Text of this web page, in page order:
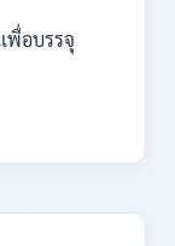
พื่อบรรจุ